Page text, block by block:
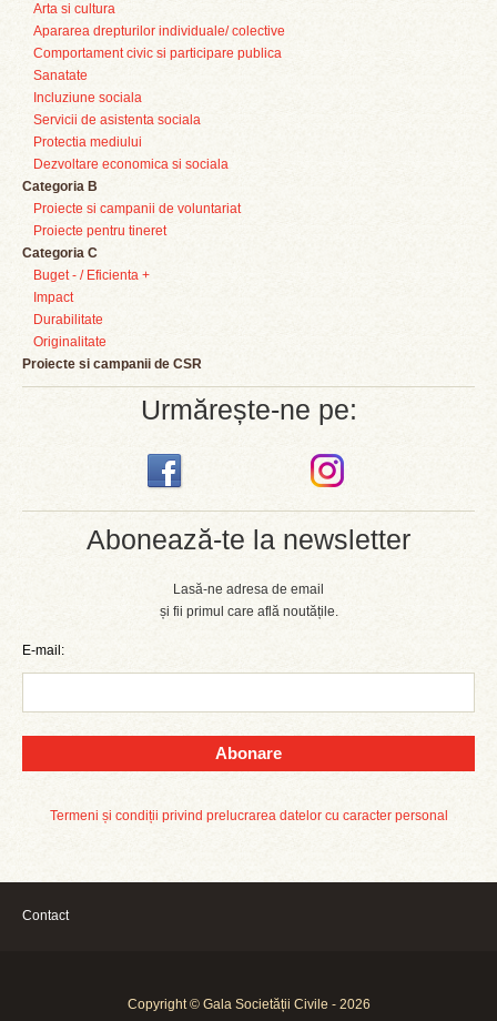
Arta si cultura
Apararea drepturilor individuale/ colective
Comportament civic si participare publica
Sanatate
Incluziune sociala
Servicii de asistenta sociala
Protectia mediului
Dezvoltare economica si sociala
Categoria B
Proiecte si campanii de voluntariat
Proiecte pentru tineret
Categoria C
Buget - / Eficienta +
Impact
Durabilitate
Originalitate
Proiecte si campanii de CSR
Urmărește-ne pe:
Abonează-te la newsletter
Lasă-ne adresa de email
și fii primul care află noutățile.
E-mail:
Abonare
Termeni și condiții privind prelucrarea datelor cu caracter personal
Contact
Copyright © Gala Societății Civile - 2026